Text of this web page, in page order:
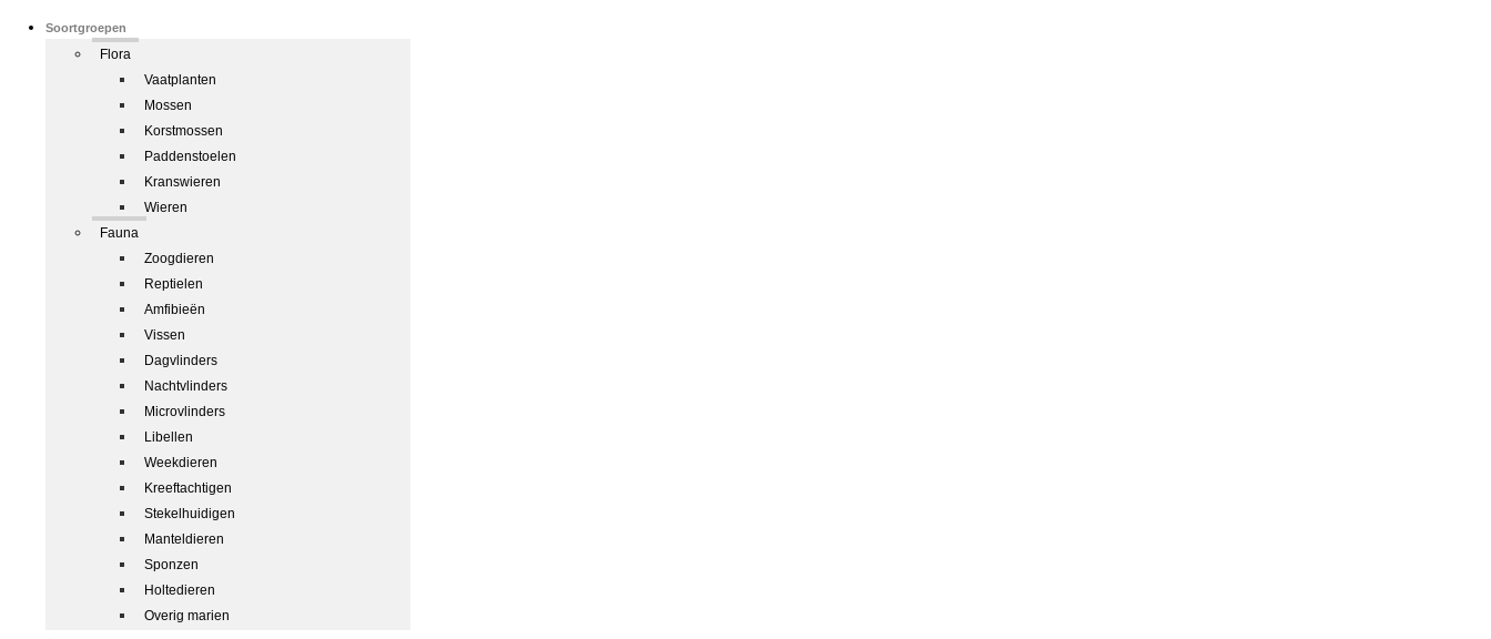
Soortgroepen
Flora
Vaatplanten
Mossen
Korstmossen
Paddenstoelen
Kranswieren
Wieren
Fauna
Zoogdieren
Reptielen
Amfibieën
Vissen
Dagvlinders
Nachtvlinders
Microvlinders
Libellen
Weekdieren
Kreeftachtigen
Stekelhuidigen
Manteldieren
Sponzen
Holtedieren
Overig marien